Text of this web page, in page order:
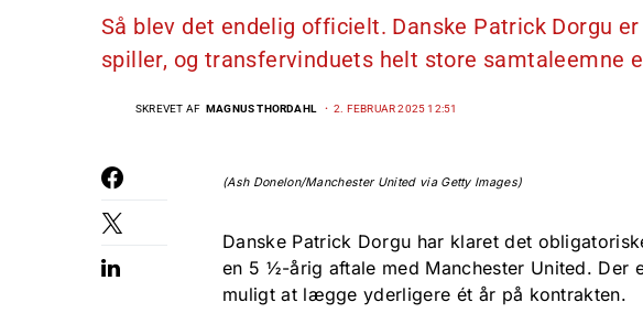
Så blev det endelig officielt. Danske Patrick Dorgu
spiller, og transfervinduets helt store samtaleemne
SKREVET AF MAGNUS THORDAHL 2. FEBRUAR 2025 12:51
(Ash Donelon/Manchester United via Getty Images)
Danske Patrick Dorgu har klaret det
en 5 ½-årig aftale med Manchester United. Der
muligt at lægge yderligere ét år på kontrakten.